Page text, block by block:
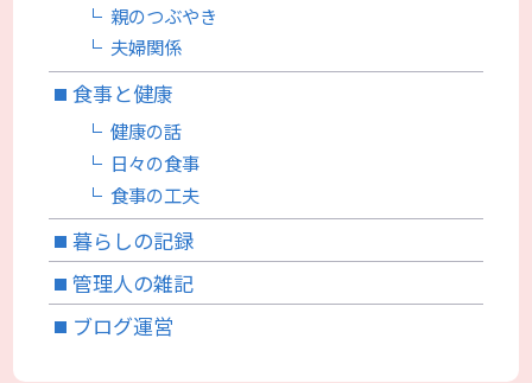
親のつぶやき
夫婦関係
食事と健康
健康の話
日々の食事
食事の工夫
暮らしの記録
管理人の雑記
ブログ運営